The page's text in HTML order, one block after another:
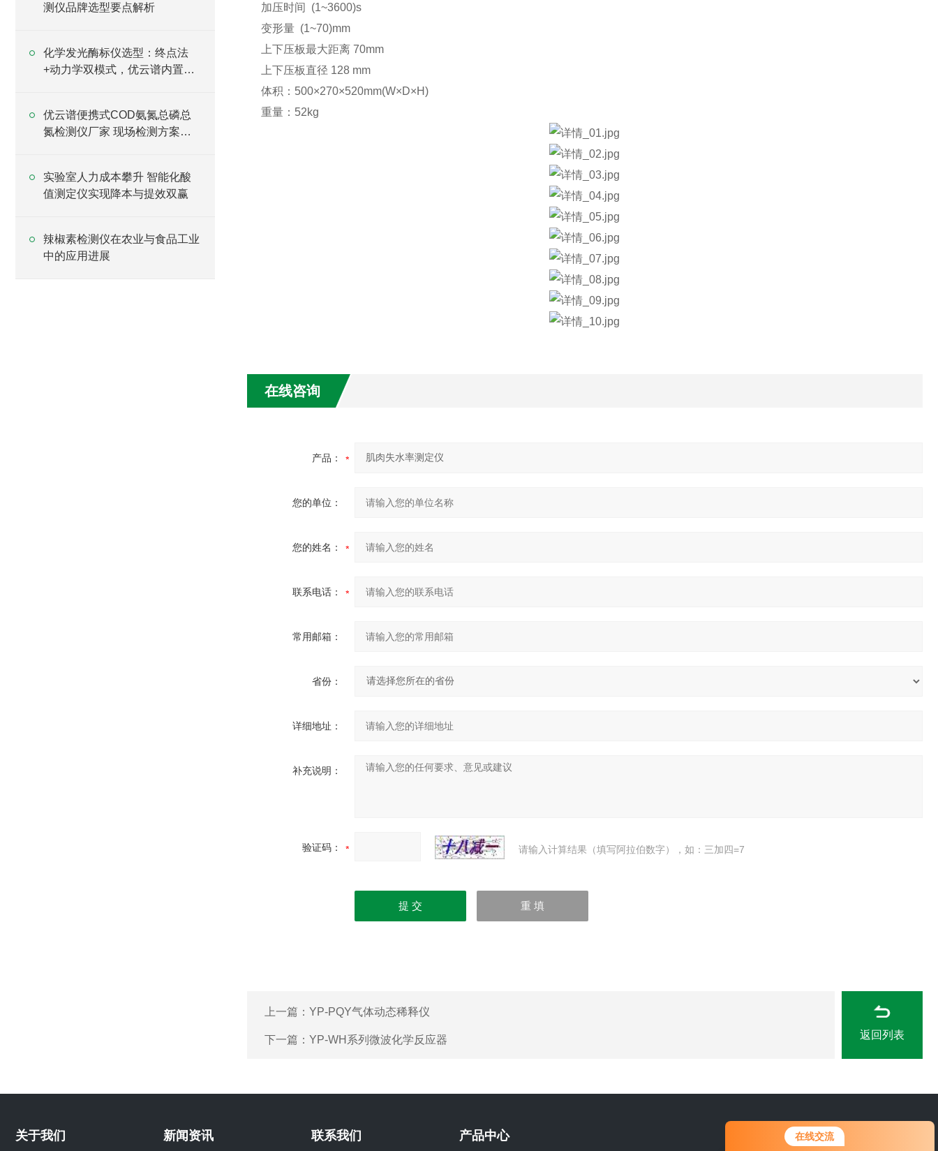
在线交流
您好！欢迎前来咨询，很高兴为您
服务，请问您要咨询什么问题呢？
加压时间 (1~3600)s
变形量 (1~70)mm
上下压板最大距离 70mm
上下压板直径 128 mm
体积：500×270×520mm(W×D×H)
重量：52kg
在线咨询
产品：
您的单位：
您的姓名：
联系电话：
常用邮箱：
省份：
详细地址：
补充说明：
验证码： 请输入计算结果（填写阿拉伯数字），如：三加四=7
上一篇： YP-PQY气体动态稀释仪
下一篇： YP-WH系列微波化学反应器 返回列表
测仪品牌选型要点解析
化学发光酶标仪选型：终点法
+动力学双模式，优云谱内置用
优云谱便携式COD氨氮总磷总
氮检测仪厂家 现场检测方案设
实验室人力成本攀升 智能化酸
值测定仪实现降本与提效双赢
辣椒素检测仪在农业与食品工业
中的应用进展
关于我们 新闻资讯 联系我们 产品中心